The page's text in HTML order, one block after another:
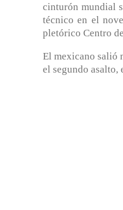
cinturón mundial
técnico en el
pletórico Centro
El mexicano salió
el segundo asalto,